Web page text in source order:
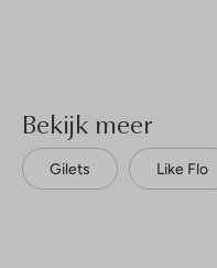
Bekijk meer
Gilets Like Flo